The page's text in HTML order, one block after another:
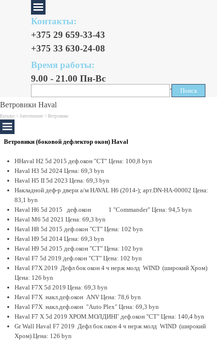
Контакты:
+375 29 659-33-43
+375 33 630-24-08
Время работы:
9.00 - 21.00 Пн-Вс
Поиск
Поиск
Ветровики Haval
Каталог > Автотюнинг > Ветровики
Ветровики (боковой дефлектор окон) Haval
HHaval H2 5d 2015 деф.окон "CT" Цена: 100,8 byn
Haval H3 5d 2024 Цена: 69,3 byn
Haval H5 II 5d 2023 Цена: 69,3 byn
Накладной деф-р двери а/м HAVAL H6 (2014-); арт.DN-HA-00002 Цена:
83,1 byn
Haval H6 5d 2015 деф.окон 1 "Commander" Цена: 94,5 byn
Haval M6 5d 2021 Цена: 69,3 byn
Haval H8 5d 2015 деф.окон "CT" Цена: 102 byn
Haval H9 5d 2014 Цена: 69,3 byn
Haval H9 5d 2015 деф.окон "CT" Цена: 102 byn
Haval F7 5d 2019 деф.окон "CT" Цена: 102 byn
Haval F7X 2019 Дефл бок окон 4 ч нерж молд WIND (широкий Хром)
Цена: 126 byn
Haval F7X 5d 2019 Цена: 69,3 byn
Haval F7X накл.деф.окон ANV Цена: 78,6 byn
Haval F7X накл.деф.окон "Auto Plex" Цена: 69,3 byn
Haval F7 X 5d 2019 ХРОМ.МОЛДИНГ деф.окон "CT" Цена: 140,4 byn
Gr Wall Haval F7 2019 Дефл бок окон 4 ч нерж молд WIND (широкий
Хром) Цена: 126 byn